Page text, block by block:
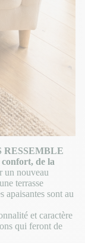
RESSEMBLE
confort, de la
un nouveau
terrasse
apaisantes sont au
et caractère
qui feront de